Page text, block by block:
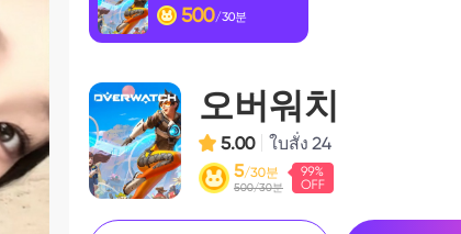
500/30분
오버워치
5.00 ใบสั่ง 24
5/30분
500/30분